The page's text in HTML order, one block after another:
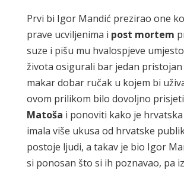
Prvi bi Igor Mandić prezirao one
prave ucviljenima i post mortem
suze i pišu mu hvalospjeve
života osigurali bar jedan
makar dobar ručak u kojem bi
ovom prilikom bilo dovoljno
Matoša i ponoviti kako je
imala više ukusa od hrvatske
postoje ljudi, a takav je bio Igor
si ponosan što si ih poznavao, pa